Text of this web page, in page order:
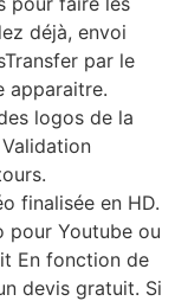
déjà, envoi
par le
apparaitre.
logos de la
finalisée en HD.
pour Youtube ou
En fonction de
devis gratuit. Si